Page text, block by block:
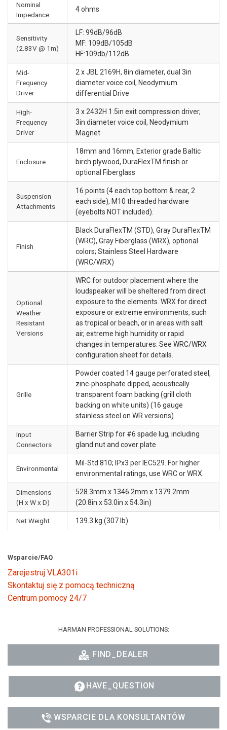
Nominal
Impedance
4 ohms
Sensitivity
(2.83V @ 1m)
LF: 99dB/96dB
MF: 109dB/105dB
HF:109db/112dB
Mid-
Frequency
Driver
2 x JBL 2169H, 8in diameter, dual 3in
diameter voice coil, Neodymium
differential Drive
High-
Frequency
Driver
3 x 2432H 1.5in exit compression driver,
3in diameter voice coil, Neodymium
Magnet
Enclosure
18mm and 16mm, Exterior grade Baltic
birch plywood, DuraFlexTM finish or
optional Fiberglass
Suspension
Attachments
16 points (4 each top bottom & rear, 2
each side), M10 threaded hardware
(eyebolts NOT included).
Finish
Black DuraFlexTM (STD), Gray DuraFlexTM
(WRC), Gray Fiberglass (WRX), optional
colors; Stainless Steel Hardware
(WRC/WRX)
Optional
Weather
Resistant
Versions
WRC for outdoor placement where the
loudspeaker will be sheltered from direct
exposure to the elements. WRX for direct
exposure or extreme environments, such
as tropical or beach, or in areas with salt
air, extreme high humidity or rapid
changes in temperatures. See WRC/WRX
configuration sheet for details.
Grille
Powder coated 14 gauge perforated steel,
zinc-phosphate dipped, acoustically
transparent foam backing (grill cloth
backing on white units) (16 gauge
stainless steel on WR versions)
Input
Connectors
Barrier Strip for #6 spade lug, including
gland nut and cover plate
Environmental
Mil-Std 810; IPx3 per IEC529. For higher
environmental ratings, use WRC or WRX.
Dimensions
(H x W x D)
528.3mm x 1346.2mm x 1379.2mm
(20.8in x 53.0in x 54.3in)
Net Weight 139.3 kg (307 lb)
Wsparcie/FAQ
Zarejestruj VLA301i
Skontaktuj się z pomocą techniczną
Centrum pomocy 24/7
HARMAN PROFESSIONAL SOLUTIONS:
FIND_DEALER
HAVE_QUESTION
WSPARCIE DLA KONSULTANTÓW